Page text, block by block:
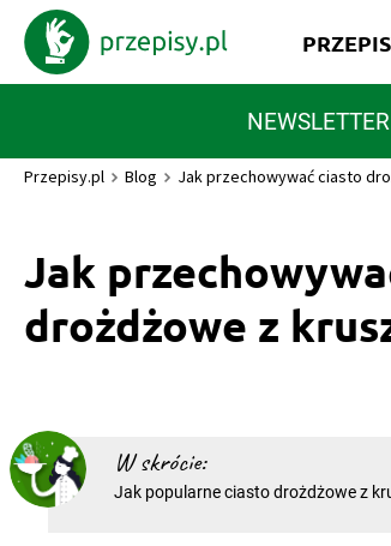
Przepisy.pl Blog Jak przechowywać ciasto
Jak
drożdżowe z
W skrócie:
Jak popularne ciasto drożdżowe z kruszonką? Pachnący,